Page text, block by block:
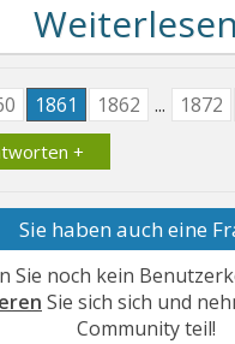
1861 1862 ... 1872
+
Sie haben auch eine
Sie noch kein
Sie sich sich und
Community teil!